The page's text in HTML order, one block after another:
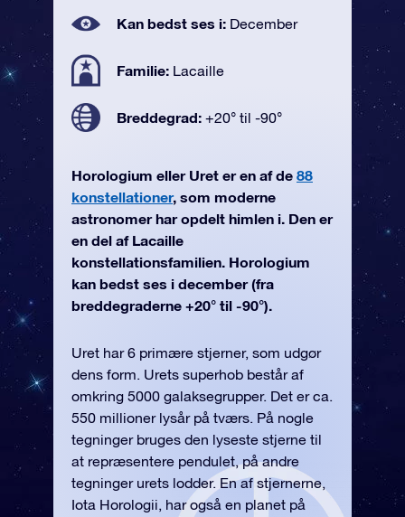
Kan bedst ses i: December
Familie: Lacaille
Breddegrad: +20° til -90°
Horologium eller Uret er en af de 88
konstellationer, som moderne
astronomer har opdelt himlen i. Den er
en del af Lacaille
konstellationsfamilien. Horologium
kan bedst ses i december (fra
breddegraderne +20° til -90°).
Uret har 6 primære stjerner, som udgør
dens form. Urets superhob består af
omkring 5000 galaksegrupper. Det er ca.
550 millioner lysår på tværs. På nogle
tegninger bruges den lyseste stjerne til
at repræsentere pendulet, på andre
tegninger urets lodder. En af stjernerne,
Iota Horologii, har også en planet på